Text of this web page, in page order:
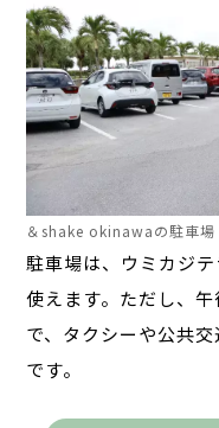
＆shake okinawaの駐車場
駐車場は、ウミカジ
使えます。 ただし、
で、タクシーや公共
です。